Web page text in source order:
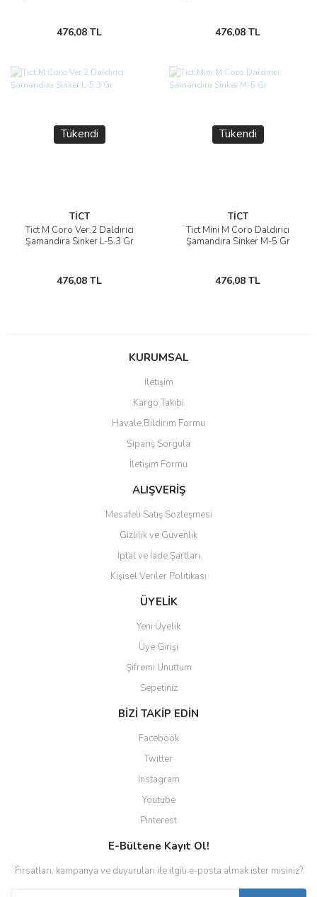
476,08 TL 476,08 TL
Tükendi
TİCT
Tict M Coro Ver.2 Daldırıcı
Şamandıra Sinker L-5.3 Gr
476,08 TL
Tükendi
TİCT
Tict Mini M Coro Daldırıcı
Şamandıra Sinker M-5 Gr
476,08 TL
KURUMSAL
İletişim
Kargo Takibi
Havale Bildirim Formu
Sipariş Sorgula
İletişim Formu
ALIŞVERİŞ
Mesafeli Satış Sözleşmesi
Gizlilik ve Güvenlik
İptal ve İade Şartları
Kişisel Veriler Politikası
ÜYELİK
Yeni Üyelik
Üye Girişi
Şifremi Unuttum
Sepetiniz
BİZİ TAKİP EDİN
Facebook
Twitter
Instagram
Youtube
Pinterest
E-Bültene Kayıt Ol!
Fırsatları, kampanya ve duyuruları ile ilgili e-posta almak ister misiniz?